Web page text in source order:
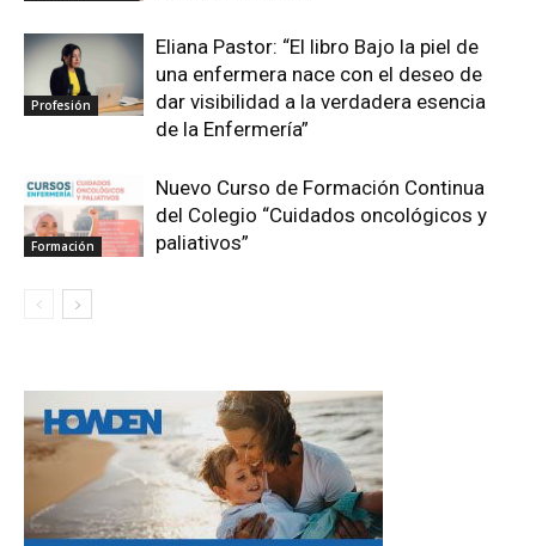
Profesión
Eliana Pastor: “El libro Bajo la piel de
una enfermera nace con el deseo de
dar visibilidad a la verdadera esencia
de la Enfermería”
Formación
Nuevo Curso de Formación Continua
del Colegio “Cuidados oncológicos y
paliativos”